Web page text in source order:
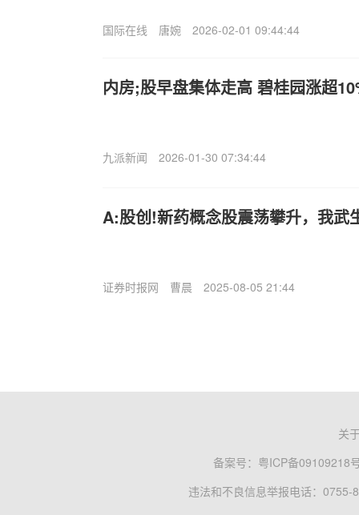
国际在线 唐婉 2026-02-01 09:44:44
内房;股早盘集体走高 碧桂园涨超
九派新闻 2026-01-30 07:34:44
A:股创!新药概念股震荡攀升，我武
证券时报网 曹晨 2025-08-05 21:44
关
备案号： 粤ICP备09109218
违法和不良信息举报电话：0755-